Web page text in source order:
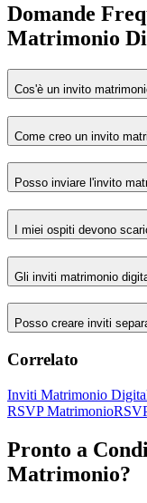
Domande
Matrimonio
Cos'è un invito
Come creo un invito
Posso inviare l'invito
I miei ospiti devono
Gli inviti matrimonio
Posso creare inviti
Correlato
Inviti Matrimonio
RSVP Matrimonio
Pronto a
Matrimonio?